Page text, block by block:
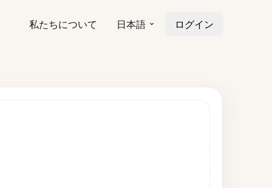
私たちについて 日本語 ログイン